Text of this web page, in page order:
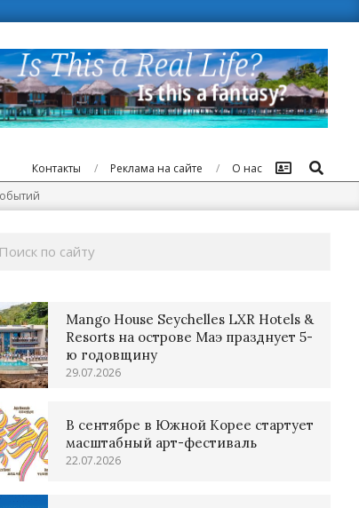
Контакты Реклама на сайте О нас Поиск
Mango House Seychelles LXR Hotels &
Resorts на острове Маэ празднует 5-
ю годовщину
29.07.2026
В сентябре в Южной Корее стартует
масштабный арт-фестиваль
22.07.2026